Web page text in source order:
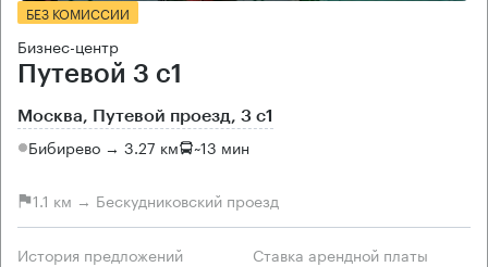
БЕЗ КОМИССИИ
Бизнес-центр
Путевой 3 с1
Москва, Путевой проезд, 3 с1
Бибирево → 3.27 км ~13 мин
1.1 км → Бескудниковский проезд
История предложений Ставка арендной платы